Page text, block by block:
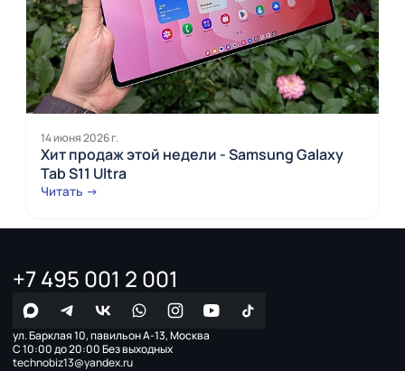
14 июня 2026 г.
Хит продаж этой недели - Samsung Galaxy
Tab S11 Ultra
Читать →
+7 495 001 2 001
ул. Барклая 10, павильон А-13, Москва
С 10:00 до 20:00 Без выходных
technobiz13@yandex.ru